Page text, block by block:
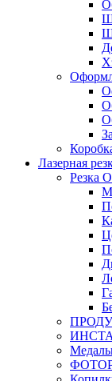
Лазерная
Резка